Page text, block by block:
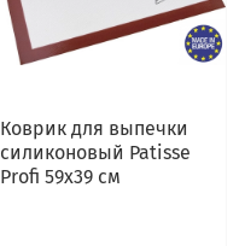
Коврик для выпечки
силиконовый Patisse
Profi 59х39 см